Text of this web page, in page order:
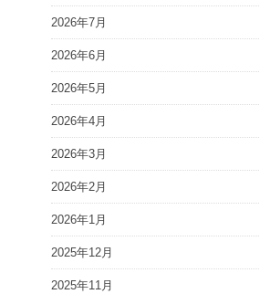
2026年7月
2026年6月
2026年5月
2026年4月
2026年3月
2026年2月
2026年1月
2025年12月
2025年11月